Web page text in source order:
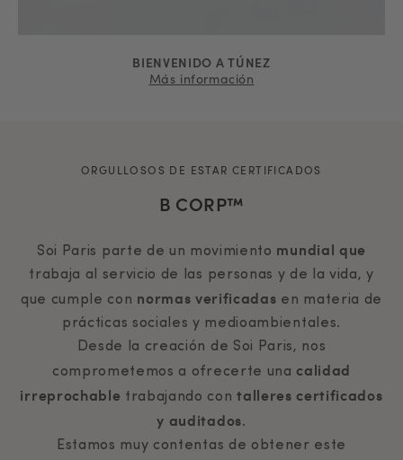
BIENVENIDO A TÚNEZ
Más información
ORGULLOSOS DE ESTAR CERTIFICADOS
B CORP™
Soi Paris parte de un movimiento mundial que
trabaja al servicio de las personas y de la vida, y
que cumple con normas verificadas en materia de
prácticas sociales y medioambientales.
Desde la creación de Soi Paris, nos
comprometemos a ofrecerte una calidad
irreprochable trabajando contalleres certificados
y auditados.
Estamos muy contentas de obtener este